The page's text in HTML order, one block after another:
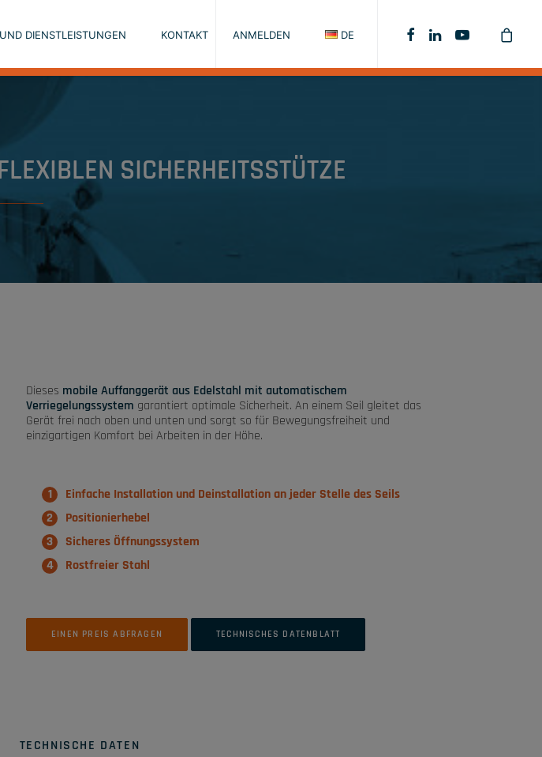
DIENSTLEISTUNGEN KONTAKT ANMELDEN DE
SICHERHEITSSTÜTZE
Dieses mobile Auffanggerät aus Edelstahl mit automatischem
Verriegelungssystem garantiert optimale Sicherheit. An einem Seil gleitet das
Gerät frei nach oben und unten und sorgt so für Bewegungsfreiheit und
einzigartigen Komfort bei Arbeiten in der Höhe.
Einfache Installation und Deinstallation an jeder Stelle des Seils
Positionierhebel
Sicheres Öffnungssystem
Rostfreier Stahl
EINEN PREIS ABFRAGEN TECHNISCHES DATENBLATT
TECHNISCHE DATEN